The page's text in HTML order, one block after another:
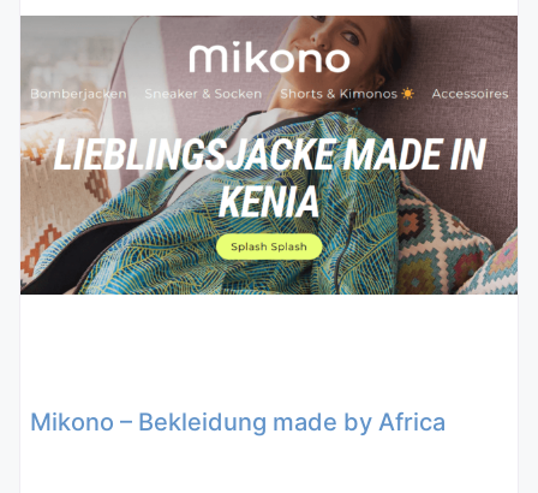
Mikono – Bekleidung made by Africa